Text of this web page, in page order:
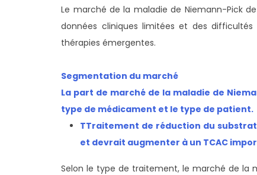
Le marché de la maladie de Niemann-Pick
données cliniques limitées et des
thérapies émergentes.
Segmentation du marché
La part de marché de la maladie de
type de médicament et le type de patient.
TTraitement de réduction du substrat
et devrait augmenter à un TCAC
Selon le type de traitement, le marché de la